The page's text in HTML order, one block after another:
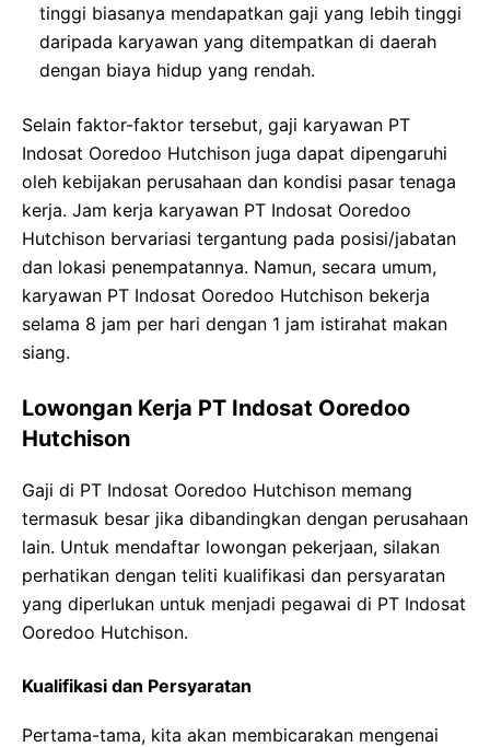
tinggi biasanya mendapatkan gaji yang lebih tinggi
daripada karyawan yang ditempatkan di daerah
dengan biaya hidup yang rendah.
Selain faktor-faktor tersebut, gaji karyawan PT
Indosat Ooredoo Hutchison juga dapat dipengaruhi
oleh kebijakan perusahaan dan kondisi pasar tenaga
kerja. Jam kerja karyawan PT Indosat Ooredoo
Hutchison bervariasi tergantung pada posisi/jabatan
dan lokasi penempatannya. Namun, secara umum,
karyawan PT Indosat Ooredoo Hutchison bekerja
selama 8 jam per hari dengan 1 jam istirahat makan
siang.
Lowongan Kerja PT Indosat Ooredoo
Hutchison
Gaji di PT Indosat Ooredoo Hutchison memang
termasuk besar jika dibandingkan dengan perusahaan
lain. Untuk mendaftar lowongan pekerjaan, silakan
perhatikan dengan teliti kualifikasi dan persyaratan
yang diperlukan untuk menjadi pegawai di PT Indosat
Ooredoo Hutchison.
Kualifikasi dan Persyaratan
Pertama-tama, kita akan membicarakan mengenai